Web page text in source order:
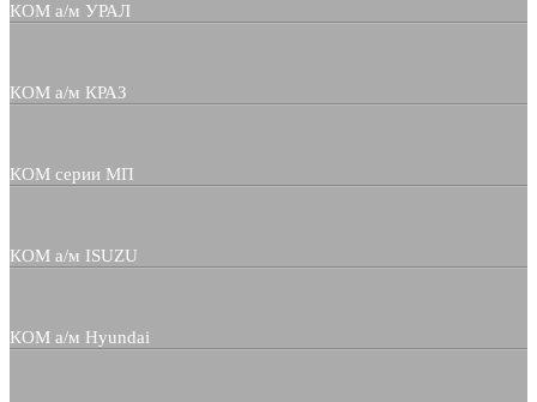
КОМ а/м УРАЛ
КОМ а/м КРАЗ
КОМ серии МП
КОМ а/м ISUZU
КОМ а/м Hyundai